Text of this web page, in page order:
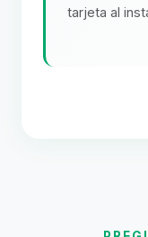
tarjeta al